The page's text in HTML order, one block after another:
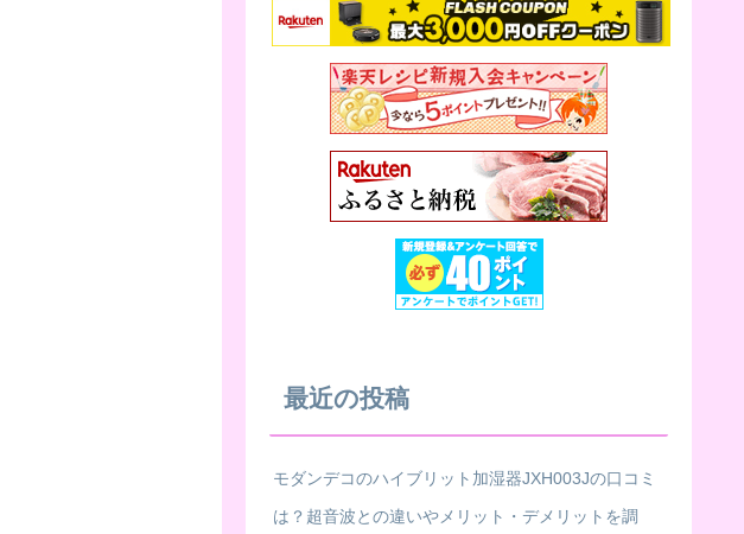
最近の投稿
モダンデコのハイブリット加湿器JXH003Jの口コミ
は？超音波との違いやメリット・デメリットを調